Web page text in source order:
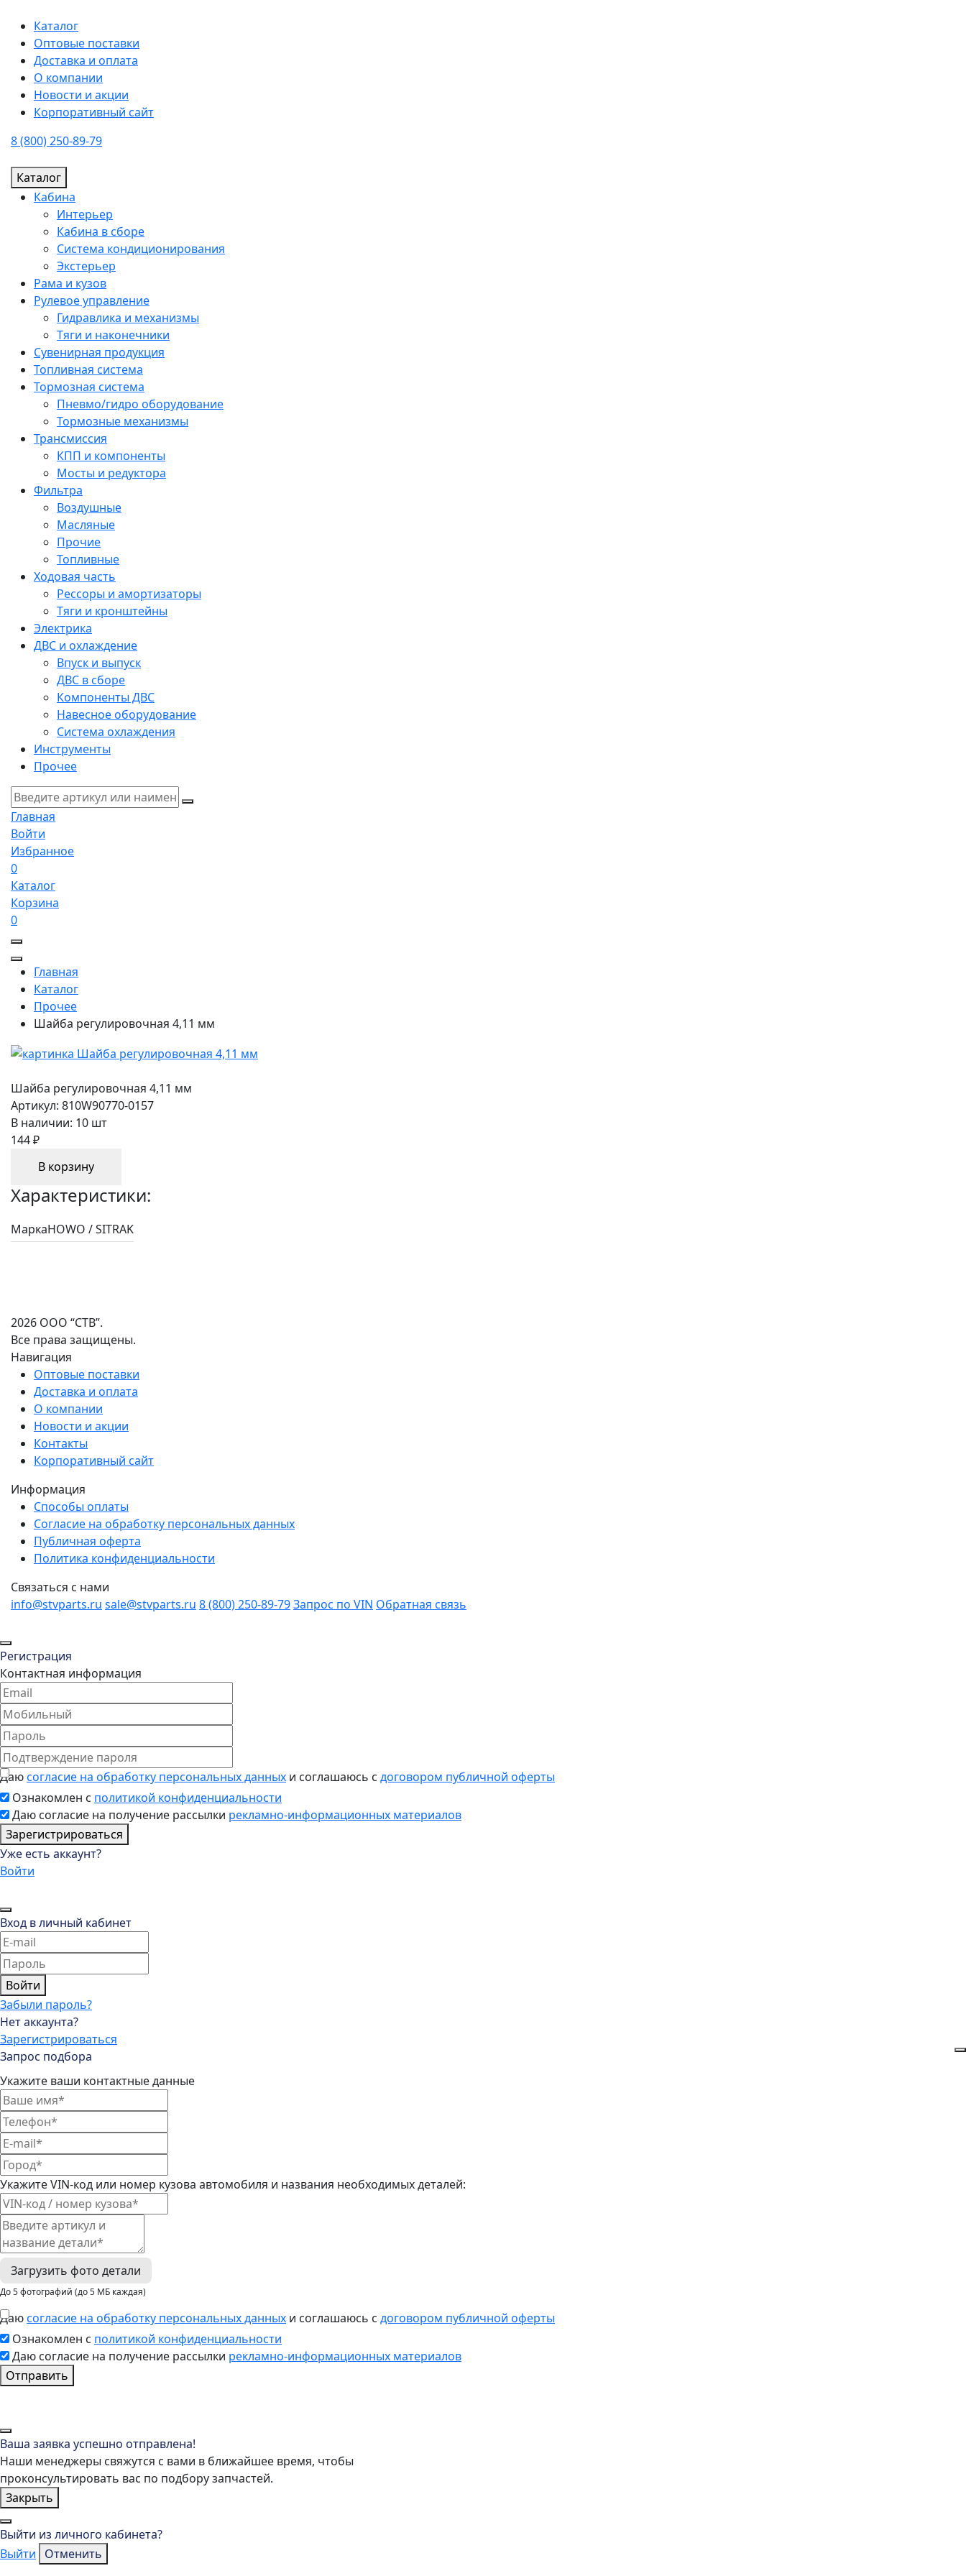
Каталог
Оптовые поставки
Доставка и оплата
О компании
Новости и акции
Корпоративный сайт
8 (800) 250-89-79
Каталог
Кабина
Интерьер
Кабина в сборе
Система кондиционирования
Экстерьер
Рама и кузов
Рулевое управление
Гидравлика и механизмы
Тяги и наконечники
Сувенирная продукция
Топливная система
Тормозная система
Пневмо/гидро оборудование
Тормозные механизмы
Трансмиссия
КПП и компоненты
Мосты и редуктора
Фильтра
Воздушные
Масляные
Прочие
Топливные
Ходовая часть
Рессоры и амортизаторы
Тяги и кронштейны
Электрика
ДВС и охлаждение
Впуск и выпуск
ДВС в сборе
Компоненты ДВС
Навесное оборудование
Система охлаждения
Инструменты
Прочее
Главная
Войти
Избранное
0
Каталог
Корзина
0
Главная
Каталог
Прочее
Шайба регулировочная 4,11 мм
Шайба регулировочная 4,11 мм
Артикул: 810W90770-0157
В наличии: 10 шт
144 ₽
В корзину
Характеристики:
МаркаHOWO / SITRAK
2026 ООО “СТВ”.
Все права защищены.
Навигация
Оптовые поставки
Доставка и оплата
О компании
Новости и акции
Контакты
Корпоративный сайт
Информация
Способы оплаты
Согласие на обработку персональных данных
Публичная оферта
Политика конфиденциальности
Связаться с нами
info@stvparts.ru sale@stvparts.ru 8 (800) 250-89-79Запрос по VIN Обратная связь
Регистрация
Контактная информация
Даюсогласие на обработку персональных данных и соглашаюсь с договором публичной оферты
Ознакомлен с политикой конфиденциальности
Даю согласие на получение рассылки рекламно-информационных материалов
Зарегистрироваться
Уже есть аккаунт?
Войти
Вход в личный кабинет
Войти
Забыли пароль?
Нет аккаунта?
Зарегистрироваться
Запрос подбора
Укажите ваши контактные данные
Укажите VIN-код или номер кузова автомобиля и названия необходимых деталей:
Загрузить фото детали
До 5 фотографий (до 5 МБ каждая)
Даюсогласие на обработку персональных данных и соглашаюсь с договором публичной оферты
Ознакомлен с политикой конфиденциальности
Даю согласие на получение рассылки рекламно-информационных материалов
Отправить
Ваша заявка успешно отправлена!
Наши менеджеры свяжутся с вами в ближайшее время, чтобы
проконсультировать вас по подбору запчастей.
Закрыть
Выйти из личного кабинета?
Выйти
Отменить